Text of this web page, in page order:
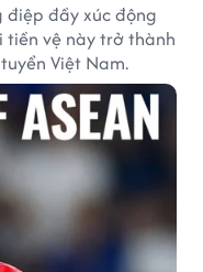
điệp đầy xúc động
tiền vệ này trở thành
Việt Nam.